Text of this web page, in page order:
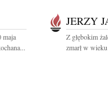
maja
JERZY
Z głębokim
zmarł w